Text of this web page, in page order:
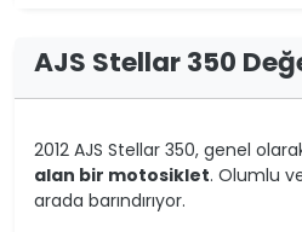
AJS Stellar 350
2012 AJS Stellar 350, genel
alan bir motosiklet. Olumlu
arada barındırıyor.